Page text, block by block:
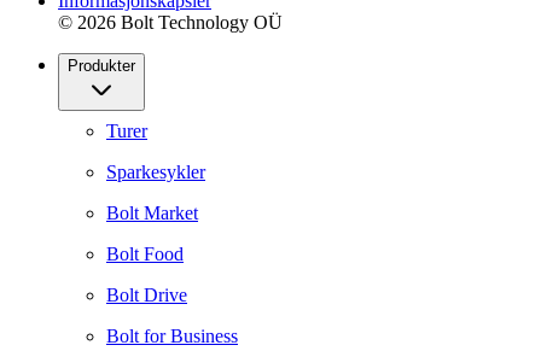
© 2026 Bolt Technology OÜ
Produkter
Turer
Sparkesykler
Bolt Market
Bolt Food
Bolt Drive
Bolt for Business